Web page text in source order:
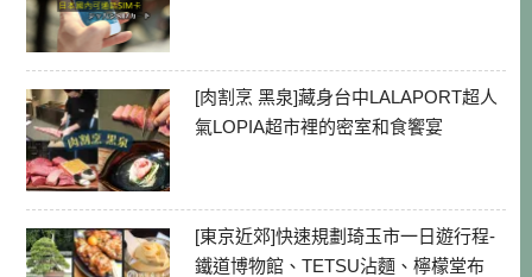
[肉割烹 黑泉]藏身台中LALAPORT超人
氣LOPIA超市裡的密室和食饗宴
[東京近郊]快速規劃琦玉市一日遊行程-
鐵道博物館、TETSU沾麵、檸檬堂布